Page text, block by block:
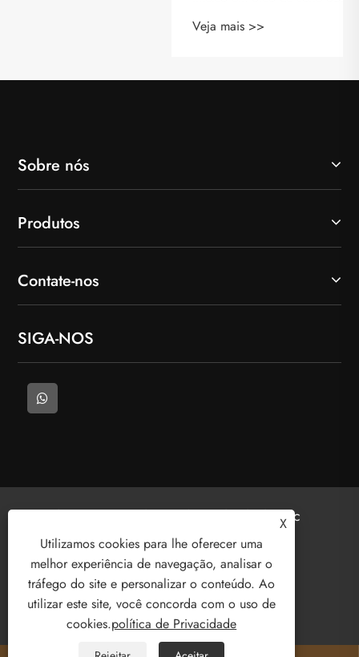
Sobre nós
Produtos
Contate-nos
SIGA-NOS
Copyright © 2025 Welcome (Wenzhou) Electric
Co., Ltd. Todos os direitos reservados.
Links Sitemap RSS
XML
política de Privacidade
X
Utilizamos cookies para lhe oferecer uma
melhor experiência de navegação, analisar o
tráfego do site e personalizar o conteúdo. Ao
utilizar este site, você concorda com o uso de
cookies.política de Privacidade